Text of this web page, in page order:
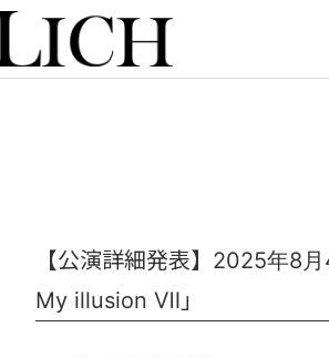
【公演詳細発表】2025年8
My illusion Ⅶ」